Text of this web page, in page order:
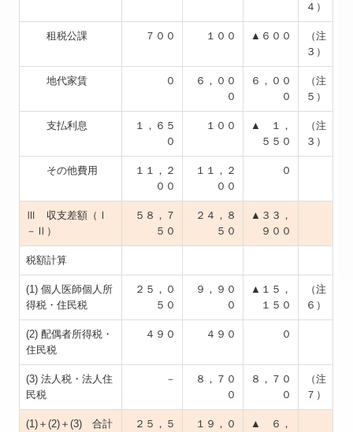
４）
租税公課 ７００ １００ ▲６００
（注
３）
地代家賃 ０
６，００
０
６，００
０
（注
５）
支払利息
１，６５
０
１００
▲ １，
５５０
（注
３）
その他費用
１１，２
００
１１，２
００
０
Ⅲ 収支差額（Ⅰ
－Ⅱ）
５８，７
５０
２４，８
５０
▲３３，
９００
税額計算
(1) 個人医師個人所
得税・住民税
２５，０
５０
９，９０
０
▲１５，
１５０
（注
６）
(2) 配偶者所得税・
住民税
４９０ ４９０ ０
(3) 法人税・法人住
民税
－
８，７０
０
８，７０
０
（注
７）
(1)＋(2)＋(3) 合計
２５，５
１９，０
▲ ６，